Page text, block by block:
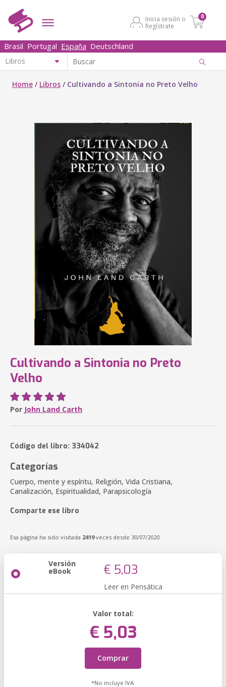
Inicia sesión o
Regístrate
0
Brasil Portugal España Deutschland
Home / Libros / Cultivando a Sintonia no Preto Velho
Cultivando a Sintonia no Preto
Velho
Por John Land Carth
Código del libro: 334042
Categorías
Cuerpo, mente y espíritu, Religión, Vida Cristiana,
Canalización, Espiritualidad, Parapsicología
Comparte ese libro
Esa página ha sido visitada 2419veces desde 30/07/2020
Versión
eBook € 5,03
Leer en Pensática
Valor total:
€ 5,03
Comprar
*No incluye IVA.